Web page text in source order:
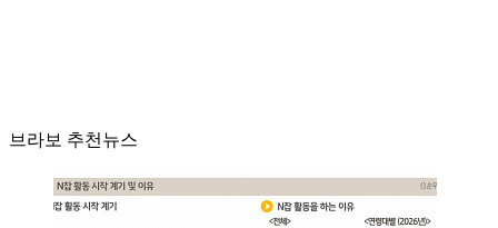
브라보 추천뉴스